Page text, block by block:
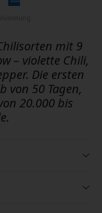
mit 9
– violette Chili,
Die ersten
von 50 Tagen,
20.000 bis